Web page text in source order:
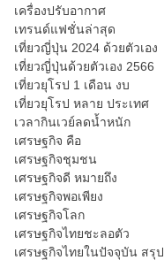
เครื่องปรับอากาศ
เทรนด์แฟชั่นล่าสุด
เที่ยวญี่ปุ่น 2024 ด้วยตัวเอง
เที่ยวญี่ปุ่นด้วยตัวเอง 2566
เที่ยวยุโรป 1 เดือน งบ
เที่ยวยุโรป หลาย ประเทศ
เวลากินเวย์ลดน้ำหนัก
เศรษฐกิจ คือ
เศรษฐกิจชุมชน
เศรษฐกิจดี หมายถึง
เศรษฐกิจพอเพียง
เศรษฐกิจโลก
เศรษฐกิจไทยชะลอตัว
เศรษฐกิจไทยในปัจจุบัน สรุป